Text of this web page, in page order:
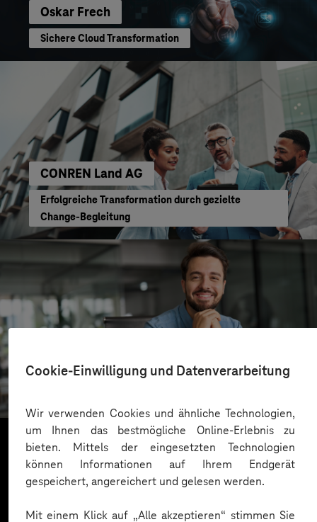
Cookie-Einwilligung und Datenverarbeitung
Wir verwenden Cookies und ähnliche Technologien,
um Ihnen das bestmögliche Online-Erlebnis zu
bieten. Mittels der eingesetzten Technologien
können Informationen auf Ihrem Endgerät
gespeichert, angereichert und gelesen werden.
Mit einem Klick auf „Alle akzeptieren“ stimmen Sie
Oskar Frech
Sichere Cloud Transformation
CONREN Land AG
Erfolgreiche Transformation durch gezielte
Change-Begleitung
SachsenEnergie
Mehr laden